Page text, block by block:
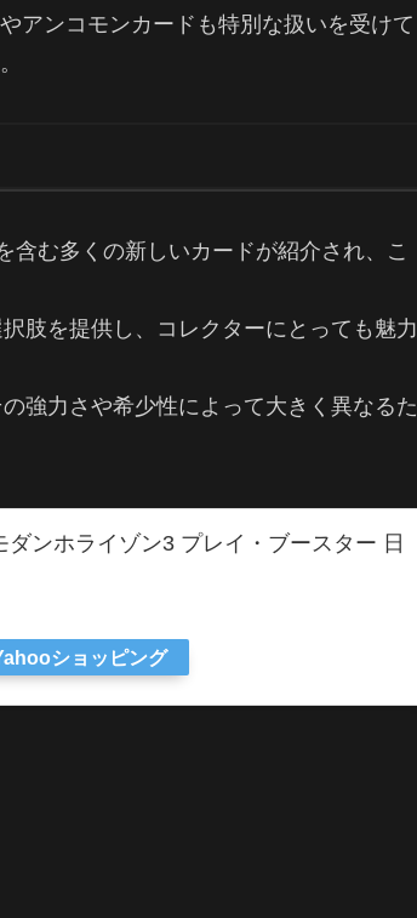
アンコモンカードも特別な扱いを受けて
含む多くの新しいカードが紹介され、こ
肢を提供し、コレクターにとっても魅力
強力さや希少性によって大きく異なるた
ンホライゾン3 プレイ・ブースター 日
ショッピング